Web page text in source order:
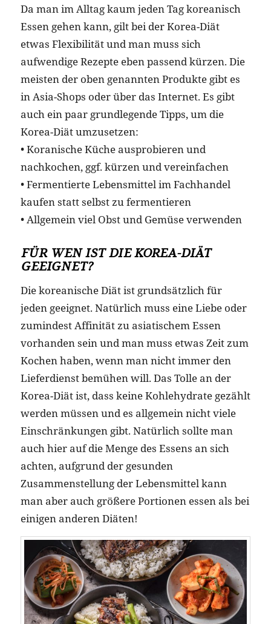
Da man im Alltag kaum jeden Tag koreanisch
Essen gehen kann, gilt bei der Korea-Diät
etwas Flexibilität und man muss sich
aufwendige Rezepte eben passend kürzen. Die
meisten der oben genannten Produkte gibt es
in Asia-Shops oder über das Internet. Es gibt
auch ein paar grundlegende Tipps, um die
Korea-Diät umzusetzen:
• Koranische Küche ausprobieren und
nachkochen, ggf. kürzen und vereinfachen
• Fermentierte Lebensmittel im Fachhandel
kaufen statt selbst zu fermentieren
• Allgemein viel Obst und Gemüse verwenden
FÜR WEN IST DIE KOREA-DIÄT
GEEIGNET?
Die koreanische Diät ist grundsätzlich für
jeden geeignet. Natürlich muss eine Liebe oder
zumindest Affinität zu asiatischem Essen
vorhanden sein und man muss etwas Zeit zum
Kochen haben, wenn man nicht immer den
Lieferdienst bemühen will. Das Tolle an der
Korea-Diät ist, dass keine Kohlehydrate gezählt
werden müssen und es allgemein nicht viele
Einschränkungen gibt. Natürlich sollte man
auch hier auf die Menge des Essens an sich
achten, aufgrund der gesunden
Zusammenstellung der Lebensmittel kann
man aber auch größere Portionen essen als bei
einigen anderen Diäten!